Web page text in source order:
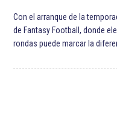
Con el arranque de la
de Fantasy Football, donde
rondas puede marcar la